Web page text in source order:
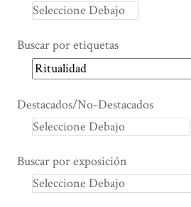
Buscar por etiquetas
Destacados/No-Destacados
Buscar por exposición